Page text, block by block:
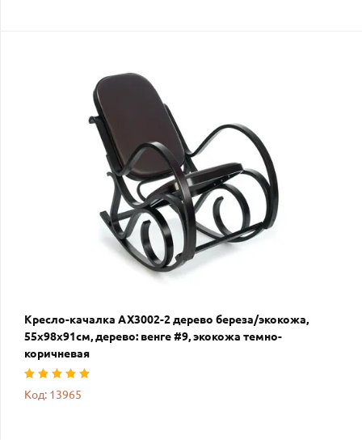
Кресло-качалка AX3002-2 дерево береза/экокожа,
55х98х91см, дерево: венге #9, экокожа темно-
коричневая
Код: 13965